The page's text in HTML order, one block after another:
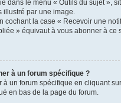
dans le menu « Outils du sujet »,
illustré par une image.
cochant la case « Recevoir une
» équivaut à vous abonner à ce
à un forum spécifique ?
à un forum spécifique en cliquant
en bas de la page du forum.